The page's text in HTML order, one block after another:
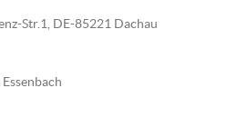
Str.1, DE-85221 Dachau